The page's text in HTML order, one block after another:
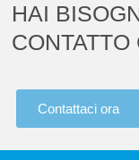
HAI
CONTATTO
Contattaci ora